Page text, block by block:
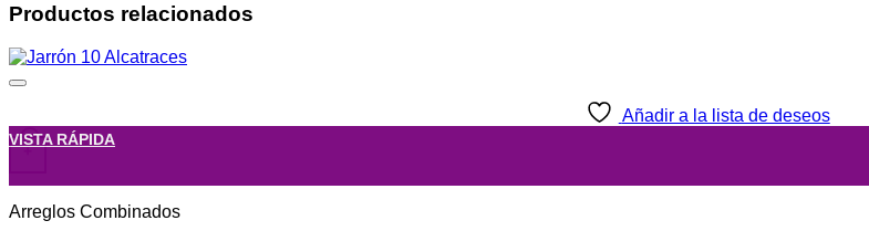
Productos relacionados
Añadir a la lista de deseos
+
VISTA RÁPIDA
Arreglos Combinados